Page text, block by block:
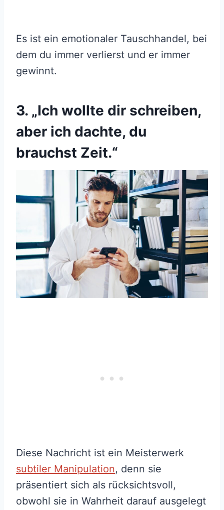
Es ist ein emotionaler Tauschhandel, bei
dem du immer verlierst und er immer
gewinnt.
3. „Ich wollte dir schreiben,
aber ich dachte, du
brauchst Zeit.“
Diese Nachricht ist ein Meisterwerk
subtiler Manipulation, denn sie
präsentiert sich als rücksichtsvoll,
obwohl sie in Wahrheit darauf ausgelegt